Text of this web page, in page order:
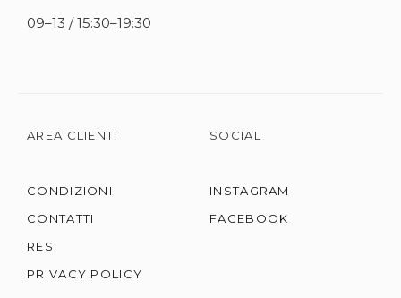
09–13 / 15:30–19:30
AREA CLIENTI
CONDIZIONI
CONTATTI
RESI
PRIVACY POLICY
SOCIAL
INSTAGRAM
FACEBOOK